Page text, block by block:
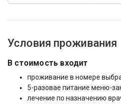
Условия проживания
В стоимость входит
проживание в номере
5-разовае питание меню-
лечение по назначению